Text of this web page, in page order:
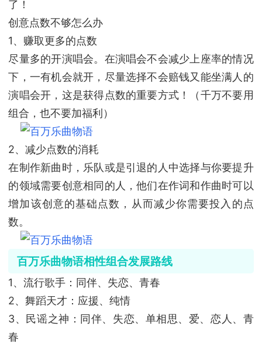
了！
创意点数不够怎么办
1、赚取更多的点数
尽量多的开演唱会。在演唱会不会减少上座率的情况
下，一有机会就开，尽量选择不会赔钱又能坐满人的
演唱会开，这是获得点数的重要方式！（千万不要用
组合，也不要加福利）
2、减少点数的消耗
在制作新曲时，乐队或是引退的人中选择与你要提升
的领域需要创意相同的人，他们在作词和作曲时可以
增加该创意的基础点数，从而减少你需要投入的点
数。
百万乐曲物语相性组合发展路线
1、流行歌手：同伴、失恋、青春
2、舞蹈天才：应援、纯情
3、民谣之神：同伴、失恋、单相思、爱、恋人、青
春